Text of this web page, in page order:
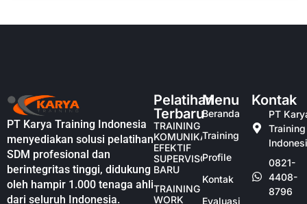
PT Karya Training Indonesia
menyediakan solusi pelatihan
SDM profesional dan
berintegritas tinggi, didukung
oleh hampir 1.000 tenaga ahli
dari seluruh Indonesia.
Pelatihan
Terbaru
TRAINING
KOMUNIKASI
EFEKTIF
SUPERVISOR
BARU
TRAINING
WORK
Menu
Beranda
Training
Profile
Kontak
Evaluasi
Kontak
PT
Training
0821-
4408-
8796